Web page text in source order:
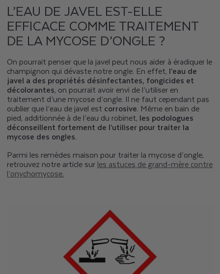
L’EAU DE JAVEL EST-ELLE
EFFICACE COMME TRAITEMENT
DE LA MYCOSE D’ONGLE ?
On pourrait penser que la javel peut nous aider à éradiquer le
champignon qui dévaste notre ongle. En effet, l’eau de
javel a des propriétés désinfectantes, fongicides et
décolorantes, on pourrait avoir envi de l’utiliser en
traitement d’une mycose d’ongle. Il ne faut cependant pas
oublier que l’eau de javel est corrosive. Même en bain de
pied, additionnée à de l’eau du robinet, les podologues
déconseillent fortement de l’utiliser pour traiter la
mycose des ongles.
Parmi les remèdes maison pour traiter la mycose d’ongle,
retrouvez notre article sur les astuces de grand-mère contre
l’onychomycose.